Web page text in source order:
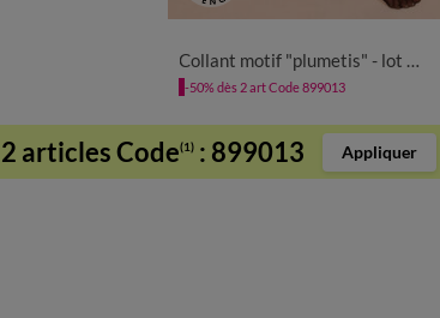
Collant motif "plumetis" - lot de 2
-50% dès 2 art Code 899013
articles Code(1) : 899013 Appliquer